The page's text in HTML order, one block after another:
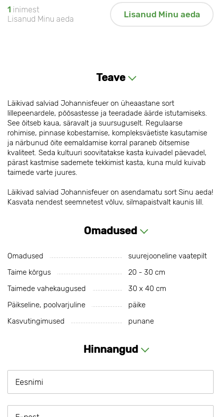
1 inimest
Lisanud Minu aeda
Lisanud Minu aeda
Teave
Läikivad salviad Johannisfeuer on üheaastane sort
lillepeenardele, põõsastesse ja teeradade äärde istutamiseks.
See õitseb kaua, säravalt ja suursuguselt. Regulaarse
rohimise, pinnase kobestamise, kompleksväetiste kasutamise
ja närbunud õite eemaldamise korral paraneb õitsemise
kvaliteet. Seda kultuuri soovitatakse kasta kuivadel päevadel,
pärast kastmise sademete tekkimist kasta, kuna muld kuivab
taimede varte juures.
Läikivad salviad Johannisfeuer on asendamatu sort Sinu aeda!
Kasvata nendest seemnetest võluv, silmapaistvalt kaunis lill.
Omadused
Omadused
suurejooneline vaatepilt
Taime kõrgus
20 - 30 cm
Taimede vahekaugused
30 х 40 cm
Päikseline, poolvarjuline
päike
Kasvutingimused
punane
Hinnangud